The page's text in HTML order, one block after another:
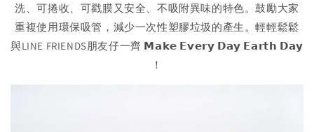
洗、可捲收、可戳膜又安全、不吸附異味的特色。鼓勵大家
重複使用環保吸管，減少一次性塑膠垃圾的產生。輕輕鬆鬆
與LINE FRIENDS朋友仔一齊 𝗠𝗮𝗸𝗲 𝗘𝘃𝗲𝗿𝘆 𝗗𝗮𝘆 𝗘𝗮𝗿𝘁𝗵 𝗗𝗮𝘆
！